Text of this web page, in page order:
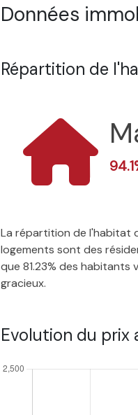
Données
Répartition de
La répartition de l'habitat
logements sont des
que 81.23% des
gracieux.
Evolution du prix